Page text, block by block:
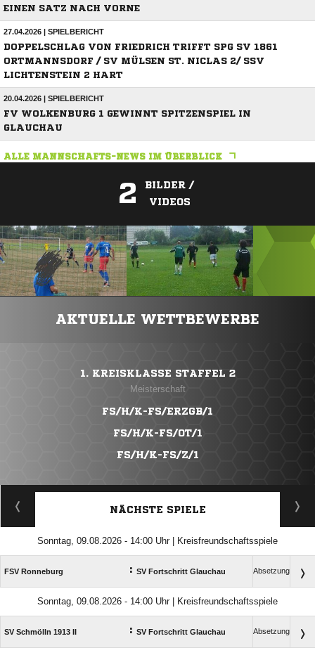
EINEN SATZ NACH VORNE
27.04.2026 | SPIELBERICHT
DOPPELSCHLAG VON FRIEDRICH TRIFFT SPG SV 1861
ORTMANNSDORF / SV MÜLSEN ST. NICLAS 2/ SSV
LICHTENSTEIN 2 HART
20.04.2026 | SPIELBERICHT
FV WOLKENBURG 1 GEWINNT SPITZENSPIEL IN
GLAUCHAU
ALLE MANNSCHAFTS-NEWS IM ÜBERBLICK
2
BILDER /
VIDEOS
AKTUELLE WETTBEWERBE
1. KREISKLASSE STAFFEL 2
Meisterschaft
FS/H/K-FS/ERZGB/1
FS/H/K-FS/OT/1
FS/H/K-FS/Z/1
NÄCHSTE SPIELE
Sonntag, 09.08.2026 - 14:00 Uhr | Kreisfreundschaftsspiele
FSV Ronneburg : SV Fortschritt Glauchau Absetzung
Sonntag, 09.08.2026 - 14:00 Uhr | Kreisfreundschaftsspiele
SV Schmölln 1913 II : SV Fortschritt Glauchau Absetzung